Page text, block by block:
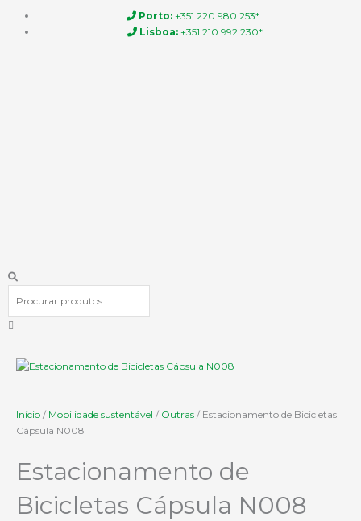
Porto:+351 220 980 253* |
Lisboa: +351 210 992 230*
Procurar
Início / Mobilidade sustentável / Outras / Estacionamento de Bicicletas
Cápsula N008
Estacionamento de
Bicicletas Cápsula N008